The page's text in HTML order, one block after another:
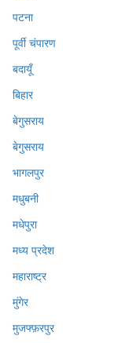
पटना
पूर्वी चंपारण
बदायूँ
बिहार
बेगुसराय
बेगुसराय
भागलपुर
मधुबनी
मधेपुरा
मध्य प्रदेश
महाराष्ट्र
मुंगेर
मुजफ्फ़रपुर